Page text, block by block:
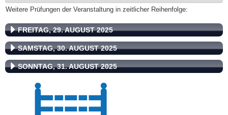
Weitere Prüfungen der Veranstaltung in zeitlicher Reihenfolge:
FREITAG, 29. AUGUST 2025
SAMSTAG, 30. AUGUST 2025
SONNTAG, 31. AUGUST 2025